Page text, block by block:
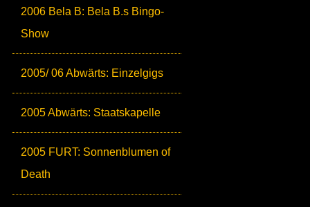
2006 Bela B: Bela B.s Bingo-
Show
2005/ 06 Abwärts: Einzelgigs
2005 Abwärts: Staatskapelle
2005 FURT: Sonnenblumen of
Death